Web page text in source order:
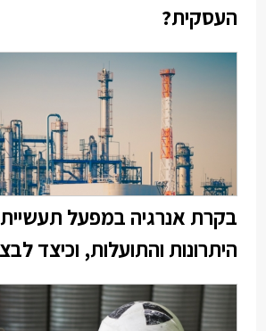
העסקית?
בקרת אנרגיה במפעל
היתרונות והתועלות, וכיצד